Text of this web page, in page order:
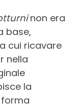
non era
base,
cui ricavare
nella
la